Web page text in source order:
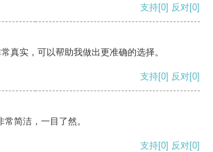
支持[0] 反对[0]
真实，可以帮助我做出更准确的选择。
支持[0] 反对[0]
简洁，一目了然。
支持[0] 反对[0]